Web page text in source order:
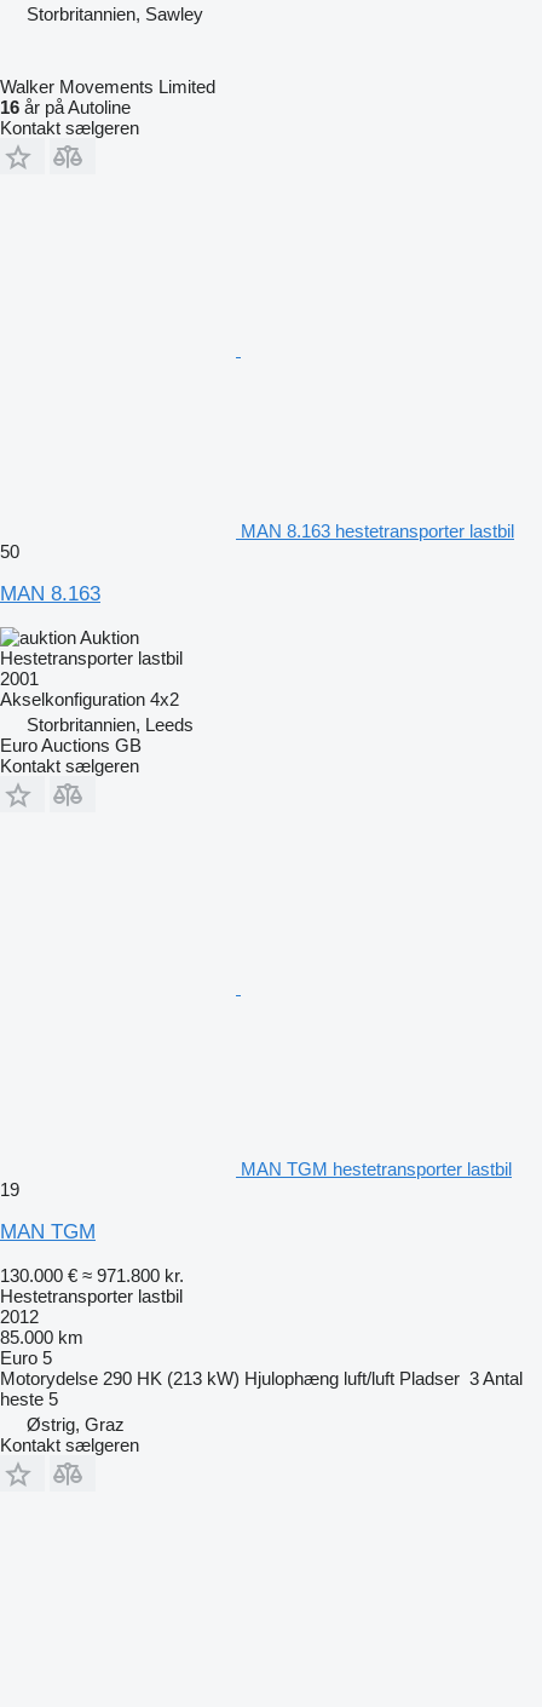
Storbritannien, Sawley
Walker Movements Limited
16 år på Autoline
Kontakt sælgeren
MAN 8.163 hestetransporter lastbil
50
MAN 8.163
Auktion
Hestetransporter lastbil
2001
Akselkonfiguration 4x2
Storbritannien, Leeds
Euro Auctions GB
Kontakt sælgeren
MAN TGM hestetransporter lastbil
19
MAN TGM
130.000 € ≈ 971.800 kr.
Hestetransporter lastbil
2012
85.000 km
Euro 5
Motorydelse 290 HK (213 kW) Hjulophæng luft/luft Pladser 3Antal
heste 5
Østrig, Graz
Kontakt sælgeren